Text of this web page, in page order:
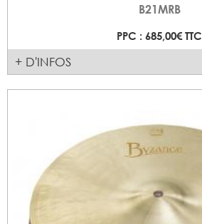
B21MRB
PPC : 685,00€ TTC
+ D'INFOS